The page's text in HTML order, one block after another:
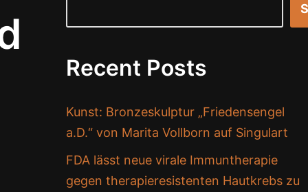
Recent Posts
Kunst: Bronzeskulptur „Friedensengel
a.D.“ von Marita Vollborn auf Singulart
FDA lässt neue virale Immuntherapie
gegen therapieresistenten Hautkrebs zu